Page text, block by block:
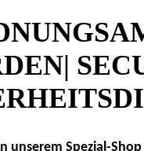
unserem Spezial-